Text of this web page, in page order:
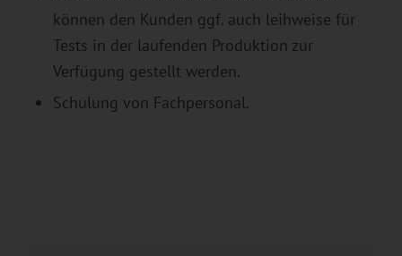
können den Kunden ggf. auch leihweise für
Tests in der laufenden Produktion zur
Verfügung gestellt werden.
Schulung von Fachpersonal.